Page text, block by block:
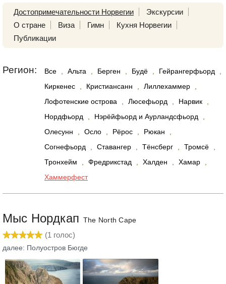
Достопримечательности Норвегии
Экскурсии
О стране
Виза Гимн
Кухня Норвегии
Публикации
Регион: Все Альта Берген Будё Гейрангерфьорд
Киркенес
Кристиансанн Лиллехаммер
Лофотенские острова
Люсефьорд Нарвик
Нордфьорд
Нэрёйфьорд и Аурландсфьорд
Олесунн
Осло Рёрос Рюкан
Согнефьорд
Ставангер Тёнсберг Тромсё
Тронхейм
Фредрикстад Халден Хамар
Хаммерфест
Мыс Нордкап The North Cape
(1 голос)
далее: Полуостров Бюгде